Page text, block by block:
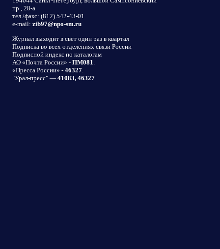
пр., 28-а
тел./факс: (812) 542-43-01
e-mail: zib97@npo-sm.ru
Журнал выходит в свет один раз в квартал
Подписка во всех отделениях связи России
Подписной индекс по каталогам
АО «Почта России» - ПМ081
«Пресса России» - 46327
"Урал-пресс" — 41083, 46327